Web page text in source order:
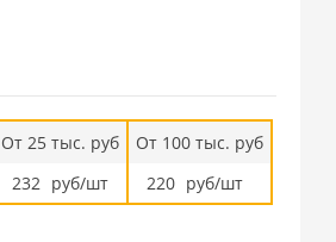
От 25 тыс. руб
232 руб/шт
От 100 тыс. руб
220 руб/шт